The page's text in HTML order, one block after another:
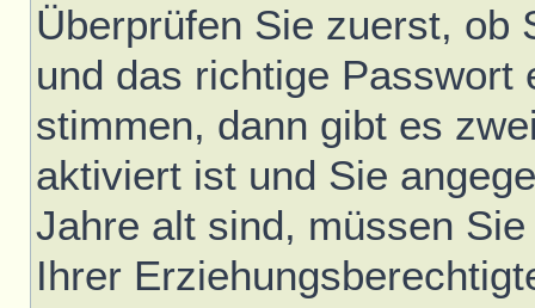
Überprüfen Sie zuerst, ob
und das richtige Passwort
stimmen, dann gibt es
aktiviert ist und Sie
Jahre alt sind, müssen
Ihrer